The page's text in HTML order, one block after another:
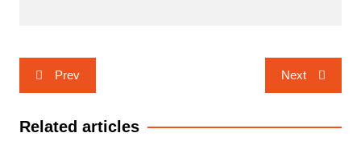
Post
navigation
Prev Next
Related articles